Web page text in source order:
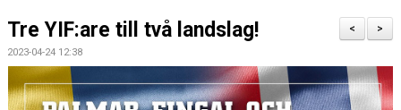
SPORTGRUPP HERR
HANDBOLLSLIGAN HERR
>
<
Tre YIF:are till två landslag!
2023-04-24 12:38